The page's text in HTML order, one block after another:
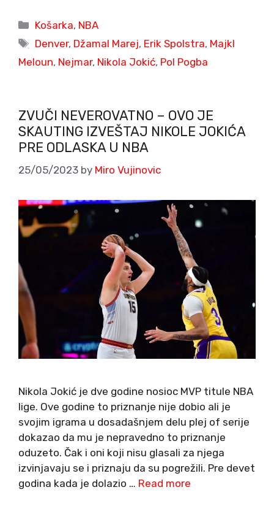
Categories
Košarka, NBA
Tags
Denver, Džamal Marej, Erik Spolstra, Majkl
Meloun, Nejmar, Nikola Jokić, Pol Pogba
ZVUČI NEVEROVATNO – OVO JE
SKAUTING IZVEŠTAJ NIKOLE JOKIĆA
PRE ODLASKA U NBA
25/05/2023 by Miro Vujinovic
Nikola Jokić je dve godine nosioc MVP titule NBA
lige. Ove godine to priznanje nije dobio ali je
svojim igrama u dosadašnjem delu plej of serije
dokazao da mu je nepravedno to priznanje
oduzeto. Čak i oni koji nisu glasali za njega
izvinjavaju se i priznaju da su pogrežili. Pre devet
godina kada je dolazio … Read more